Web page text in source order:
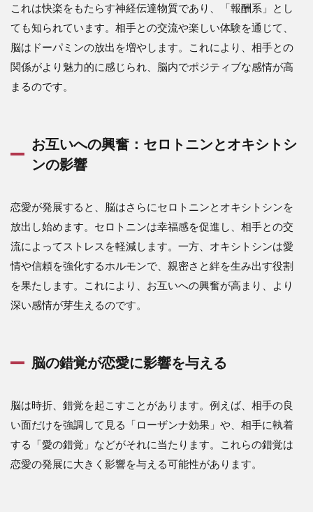
これは快楽をもたらす神経伝達物質であり、「報酬系」とし
ても知られています。相手との交流や楽しい体験を通じて、
脳はドーパミンの放出を増やします。これにより、相手との
関係がより魅力的に感じられ、脳内でポジティブな感情が高
まるのです。
お互いへの興奮：セロトニンとオキシトシ
ンの影響
恋愛が発展すると、脳はさらにセロトニンとオキシトシンを
放出し始めます。セロトニンは幸福感を促進し、相手との交
流によってストレスを軽減します。一方、オキシトシンは愛
情や信頼を強化するホルモンで、親密さと絆を生み出す役割
を果たします。これにより、お互いへの興奮が高まり、より
深い感情が芽生えるのです。
脳の錯覚が恋愛に影響を与える
脳は時折、錯覚を起こすことがあります。例えば、相手の良
い面だけを強調して見る「ローザンナ効果」や、相手に執着
する「愛の錯覚」などがそれに当たります。これらの錯覚は
恋愛の発展に大きく影響を与える可能性があります。